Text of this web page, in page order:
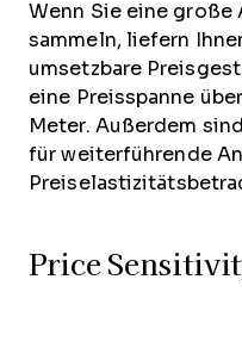
Wenn Sie eine große
sammeln, liefern
umsetzbare
eine Preisspanne
Meter. Außerdem
für weiterführende
Price